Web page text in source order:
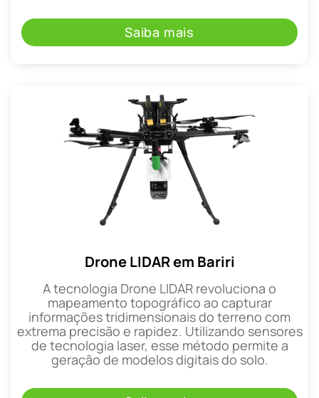
Saiba mais
Drone LIDAR em Bariri
A tecnologia Drone LIDAR revoluciona o
mapeamento topográfico ao capturar
informações tridimensionais do terreno com
extrema precisão e rapidez. Utilizando sensores
de tecnologia laser, esse método permite a
geração de modelos digitais do solo.